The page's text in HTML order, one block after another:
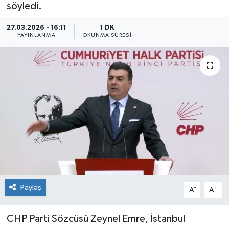
söyledi.
27.03.2026 - 16:11
YAYINLANMA
1 DK
OKUNMA SÜRESI
Paylaş A- A+
CHP Parti Sözcüsü Zeynel Emre, İstanbul